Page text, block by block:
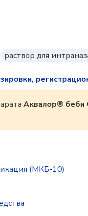
раствор для
Аквалор® беби
(МКБ-10)